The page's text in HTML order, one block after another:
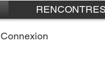
Connexion